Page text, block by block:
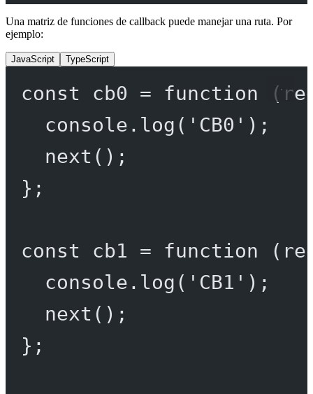
Una matriz de funciones de callback puede manejar una ruta. Por
ejemplo:
JavaScript TypeScript
const cb0 = function (
console. log ( 'CB0' );
next ();
};
const cb1 = function (
console. log ( 'CB1' );
next ();
};